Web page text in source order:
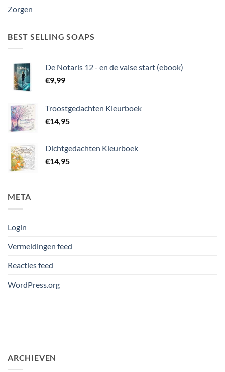
Zorgen
BEST SELLING SOAPS
De Notaris 12 - en de valse start (ebook)
€9,99
Troostgedachten Kleurboek
€14,95
Dichtgedachten Kleurboek
€14,95
META
Login
Vermeldingen feed
Reacties feed
WordPress.org
ARCHIEVEN